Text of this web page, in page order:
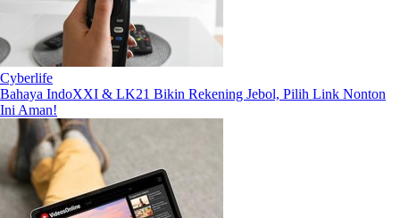
Cyberlife
Bahaya IndoXXI & LK21 Bikin Rekening Jebol, Pilih Link Nonton
Ini Aman!